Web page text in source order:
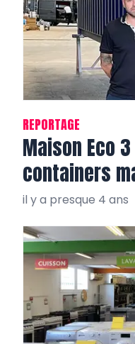
REPORTAGE
Maison Eco
containers
villas tout
il y a presque 4 ans